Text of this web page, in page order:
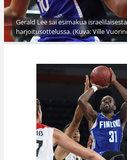
Gerald Lee sai esimakua
harjoitusottelussa. (Kuva: Ville